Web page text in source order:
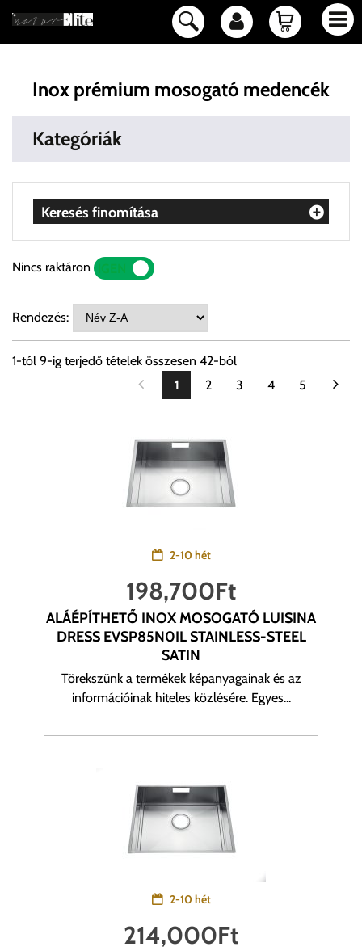
Inox prémium mosogató medencék
Kategóriák
Keresés finomítása
Nincs raktáron IGEN
Rendezés:
1-tól 9-ig terjedő tételek összesen 42-ból
1
2 3 4 5
2-10 hét
198,700Ft
ALÁÉPÍTHETŐ INOX MOSOGATÓ LUISINA
DRESS EVSP85N0IL STAINLESS-STEEL
SATIN
Törekszünk a termékek képanyagainak és az
információinak hiteles közlésére. Egyes...
2-10 hét
214,000Ft